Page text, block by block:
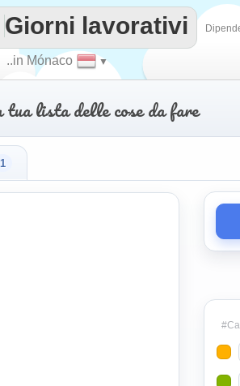
contare
..in Mónaco ▼
Giorni lavorativi
tua lista delle cose da fare
1